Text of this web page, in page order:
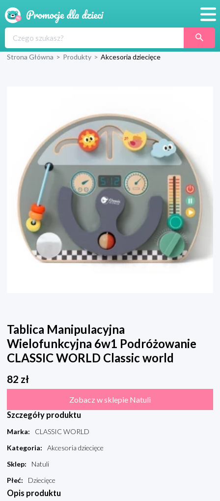
Produkty
Wyprawka
Strona Główna > Produkty > Akcesoria dziecięce
Tablica Manipulacyjna
Wielofunkcyjna 6w1 Podróżowanie
CLASSIC WORLD Classic world
82 zł
Zobacz w sklepie Natuli
Szczegóły produktu
Marka:
CLASSIC WORLD
Kategoria:
Akcesoria dziecięce
Sklep:
Natuli
Płeć: Dziecięce
Opis produktu